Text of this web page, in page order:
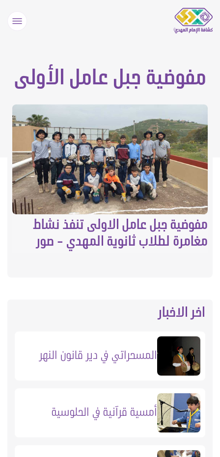
مفوضية جبل عامل الأولى
مفوضية جبل عامل الاولى تنفذ نشاط
مغامرة لطلاب ثانوية المهدي - صور
اخر الاخبار
المسحراتي في دير قانون النهر
أمسية قرآنية في الحلوسية